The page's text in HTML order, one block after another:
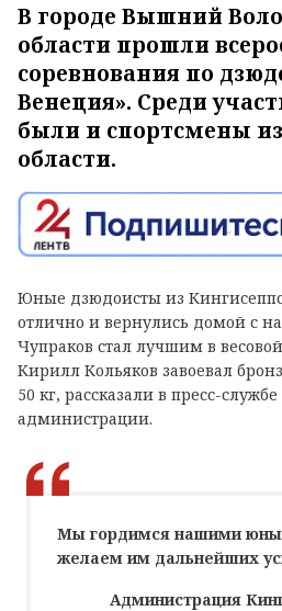
В городе Вышний
области прошли
соревнования по
Венеция». Среди
были и спортсмены
области.
Юные дзюдоисты из
отлично и вернулись домой с
Чупраков стал лучшим в
Кирилл Кольяков завоевал
50 кг, рассказали в пресс-
администрации.
Мы гордимся нашими
желаем им дальнейших
Администрация